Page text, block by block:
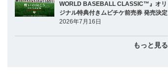
WORLD BASEBALL CLASSIC™』オリ
ジナル特典付きムビチケ前売券 発売決定
2026年7月16日
もっと見る